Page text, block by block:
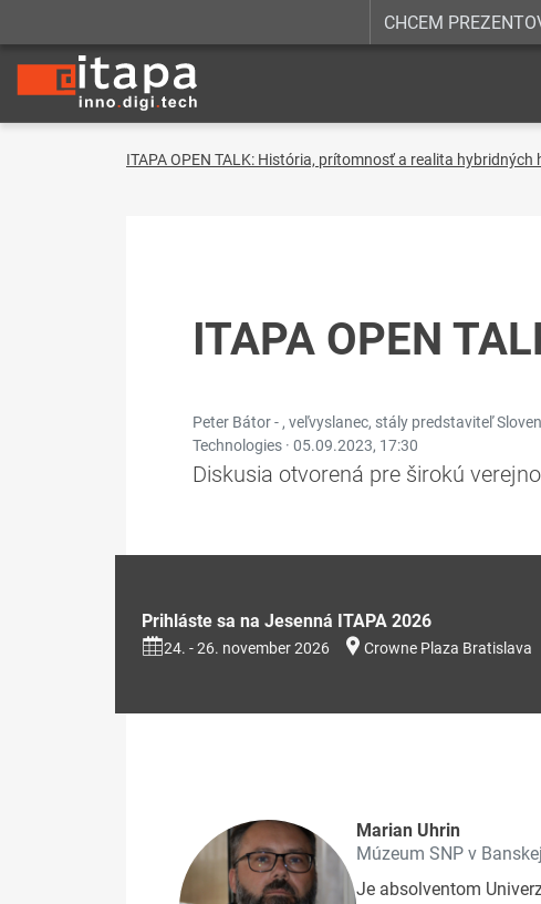
CHCEM
ITAPA OPEN TALK: História, prítomnosť a realita hybridných
ITAPA OPEN
Peter Bátor - , veľvyslanec, stály predstaviteľ
Technologies · 05.09.2023, 17:30
Diskusia otvorená pre širokú
Prihláste sa na Jesenná ITAPA 2026
24. - 26. november 2026 Crowne Plaza Bratislava
Marian Uhrin
Múzeum SNP v
Je absolventom